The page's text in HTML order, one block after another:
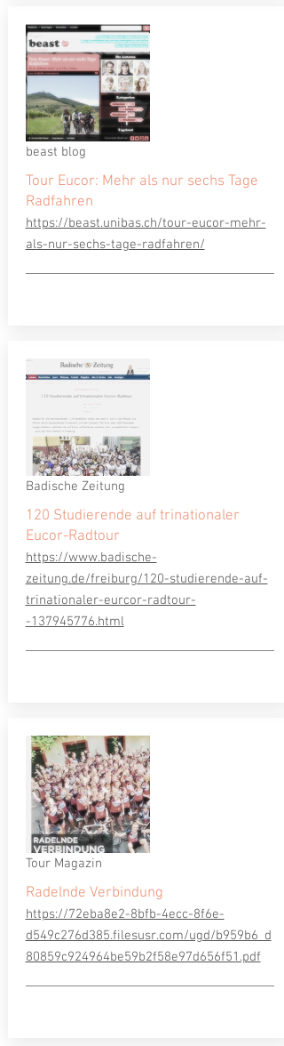
Tour Eucor: Mehr als nur sechs Tage
Radfahren
beast blog
https://beast.unibas.ch/tour-eucor-mehr-
als-nur-sechs-tage-radfahren/
120 Studierende auf trinationaler
Eucor-Radtour
Badische Zeitung
https://www.badische-
zeitung.de/freiburg/120-studierende-auf-
trinationaler-eurcor-radtour-
-137945776.html
Radelnde Verbindung
Tour Magazin
https://72eba8e2-8bfb-4ecc-8f6e-
d549c276d385.filesusr.com/ugd/b959b6_d
80859c924964be59b2f58e97d656f51.pdf